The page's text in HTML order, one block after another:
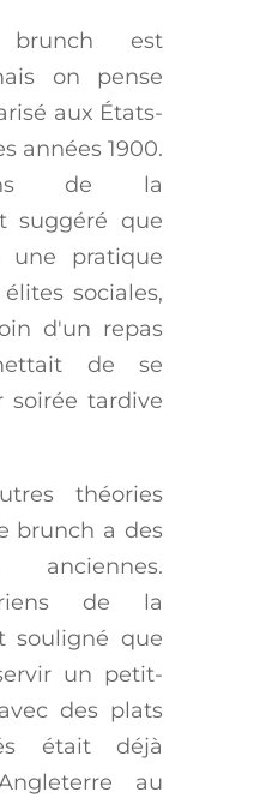
est
on pense
aux États-
années 1900.
de la
suggéré que
pratique
sociales,
d'un repas
de se
soirée tardive
théories
brunch a des
de la
souligné que
un petit-
des plats
était déjà
au